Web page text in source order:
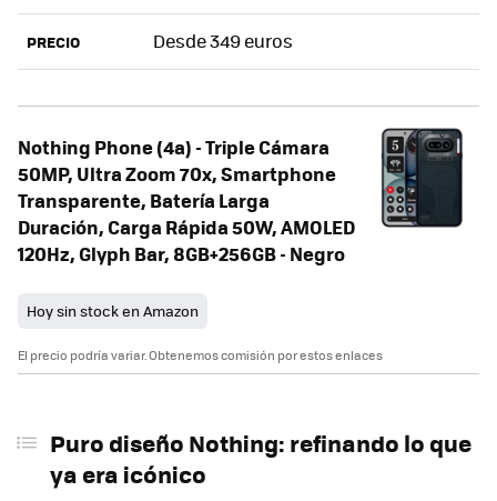
PRECIO Desde 349 euros
Nothing Phone (4a) - Triple Cámara
50MP, Ultra Zoom 70x, Smartphone
Transparente, Batería Larga
Duración, Carga Rápida 50W, AMOLED
120Hz, Glyph Bar, 8GB+256GB - Negro
Hoy sin stock en Amazon
El precio podría variar. Obtenemos comisión por estos enlaces
Puro diseño Nothing: refinando lo que
ya era icónico